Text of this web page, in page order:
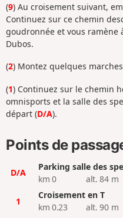
(9) Au croisement suivant,
Continuez sur ce chemin
goudronnée et vous ramène
Dubos.
(2) Montez quelques
(1) Continuez sur le chemin
omnisports et la salle des
départ (D/A).
Points de
D/A
Parking salle des
km 0
alt. 84 m
1
Croisement en T
km 0.23
alt. 90 m